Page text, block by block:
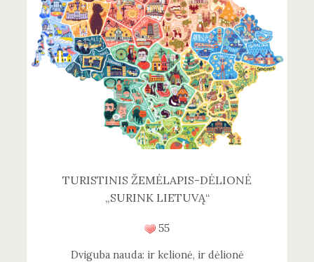
TURISTINIS ŽEMĖLAPIS-DĖLIONĖ
„SURINK LIETUVĄ“
55
Dviguba nauda: ir kelionė, ir dėlionė